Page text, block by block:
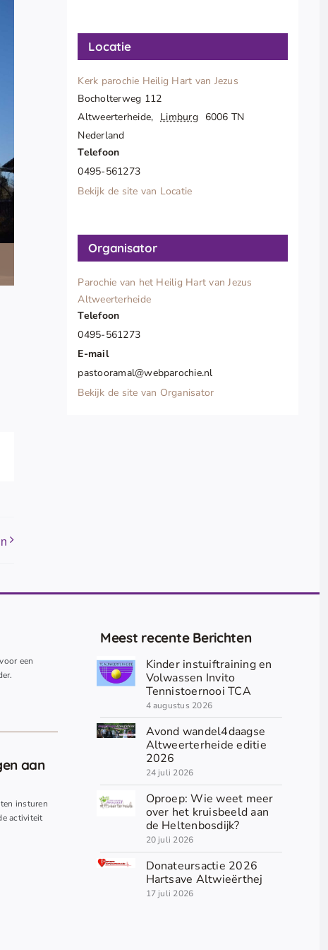
Locatie
Kerk parochie Heilig Hart van Jezus
Bocholterweg 112
Altweerterheide, Limburg 6006 TN
Nederland
Telefoon
0495-561273
Bekijk de site van Locatie
Organisator
Parochie van het Heilig Hart van Jezus
Altweerterheide
Telefoon
0495-561273
E-mail
pastooramal@webparochie.nl
Bekijk de site van Organisator
een
aan
insturen
activiteit
Meest recente Berichten
Kinder instuiftraining en
Volwassen Invito
Tennistoernooi TCA
4 augustus 2026
Avond wandel4daagse
Altweerterheide editie
2026
24 juli 2026
Oproep: Wie weet meer
over het kruisbeeld aan
de Heltenbosdijk?
20 juli 2026
Donateursactie 2026
Hartsave Altwieërthej
17 juli 2026